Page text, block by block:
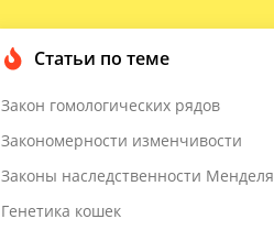
Статьи по теме
Закон гомологических рядов
Закономерности изменчивости
Законы наследственности Менделя
Генетика кошек